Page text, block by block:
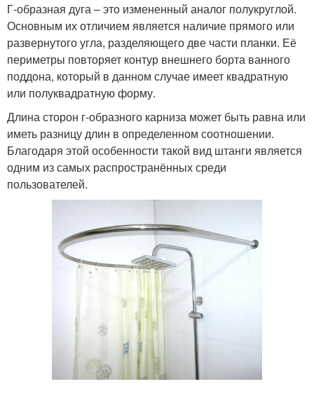
Г-образная дуга – это измененный аналог полукруглой.
Основным их отличием является наличие прямого или
развернутого угла, разделяющего две части планки. Её
периметры повторяет контур внешнего борта ванного
поддона, который в данном случае имеет квадратную
или полуквадратную форму.
Длина сторон г-образного карниза может быть равна или
иметь разницу длин в определенном соотношении.
Благодаря этой особенности такой вид штанги является
одним из самых распространённых среди
пользователей.